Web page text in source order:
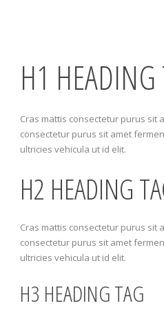
H1 HEADING
Cras mattis consectetur purus sit
consectetur purus sit amet
ultricies vehicula ut id elit.
H2 HEADING
Cras mattis consectetur purus sit
consectetur purus sit amet
ultricies vehicula ut id elit.
H3 HEADING TAG